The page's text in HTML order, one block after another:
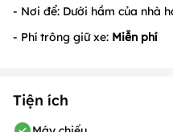
- Nơi để: Dưới hầm của nhà
- Phí trông giữ xe: Miễn phí
Tiện ích